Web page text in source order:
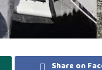
Share on